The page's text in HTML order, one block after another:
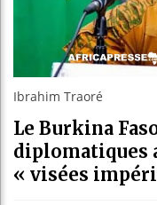
Ibrahim Traoré
Le Burkina
diplomatiques
« visées